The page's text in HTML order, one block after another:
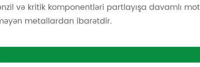
və kritik komponentləri partlayışa davamlı
metallardan ibarətdir.